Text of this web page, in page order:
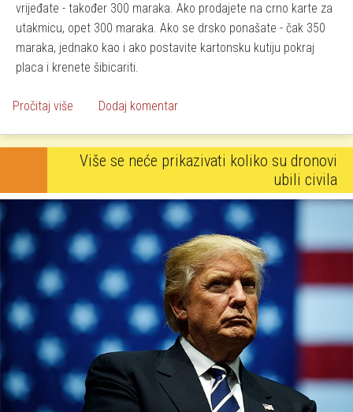
vrijeđate - također 300 maraka. Ako prodajete na crno karte za
utakmicu, opet 300 maraka. Ako se drsko ponašate - čak 350
maraka, jednako kao i ako postavite kartonsku kutiju pokraj
placa i krenete šibicariti.
Pročitaj više o U Hrvatskoj je manji prekršaj pretući ženu nego
Dodaj komentar
Više se neće prikazivati koliko su dronovi
ubili civila